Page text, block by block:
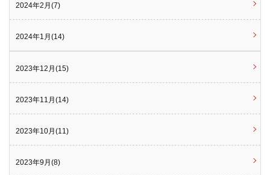
2024年2月(7)
2024年1月(14)
2023年12月(15)
2023年11月(14)
2023年10月(11)
2023年9月(8)